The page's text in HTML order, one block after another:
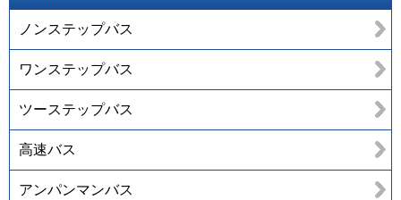
ノンステップバス
ワンステップバス
ツーステップバス
高速バス
アンパンマンバス